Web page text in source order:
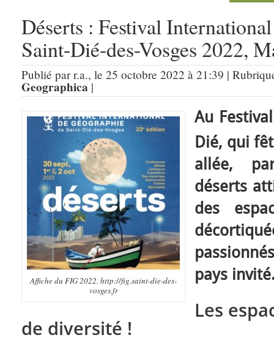
Déserts : Festival
Saint-Dié-des-Vosges 2022,
Publié par r.a., le 25 octobre 2022 à 21:39 |
Geographica |
Affiche du FIG 2022. http://fig.saint-die-des-
vosges.fr
Au
Dié, qui
allée,
déserts
des
pays
Les
de diversité !